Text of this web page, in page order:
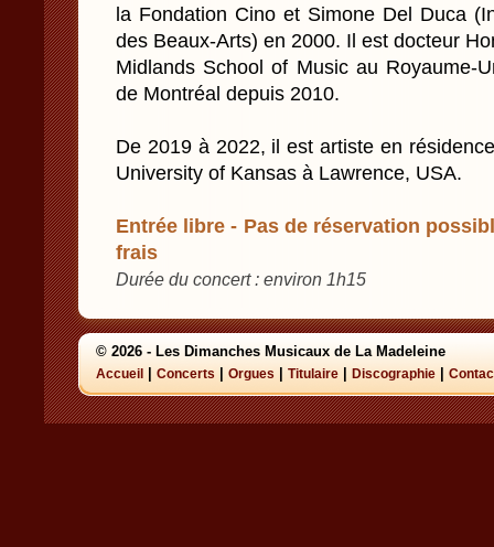
la Fondation Cino et Simone Del Duca
des Beaux-Arts) en 2000. Il est docteur
Midlands School of Music au Royaume-
de Montréal depuis 2010.
De 2019 à 2022, il est artiste en
University of Kansas à Lawrence, USA.
Entrée libre - Pas de réservation
frais
Durée du concert : environ 1h15
© 2026 - Les Dimanches Musicaux de La Madeleine
Accueil Concerts Orgues Titulaire Discographie